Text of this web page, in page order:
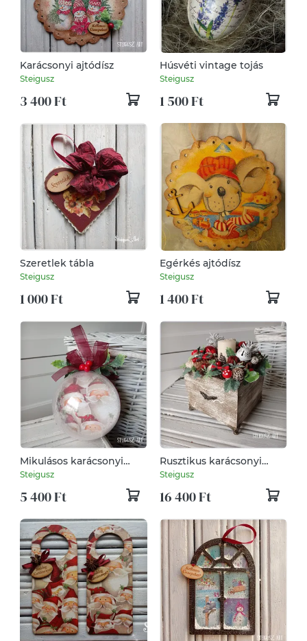
Karácsonyi ajtódísz
Steigusz
3 400 Ft
Húsvéti vintage tojás
Steigusz
1 500 Ft
Szeretlek tábla
Steigusz
1 000 Ft
Egérkés ajtódísz
Steigusz
1 400 Ft
Mikulásos karácsonyi
gömb dísz
Steigusz
5 400 Ft
Rusztikus karácsonyi
asztaldísz (nagy)
Steigusz
16 400 Ft